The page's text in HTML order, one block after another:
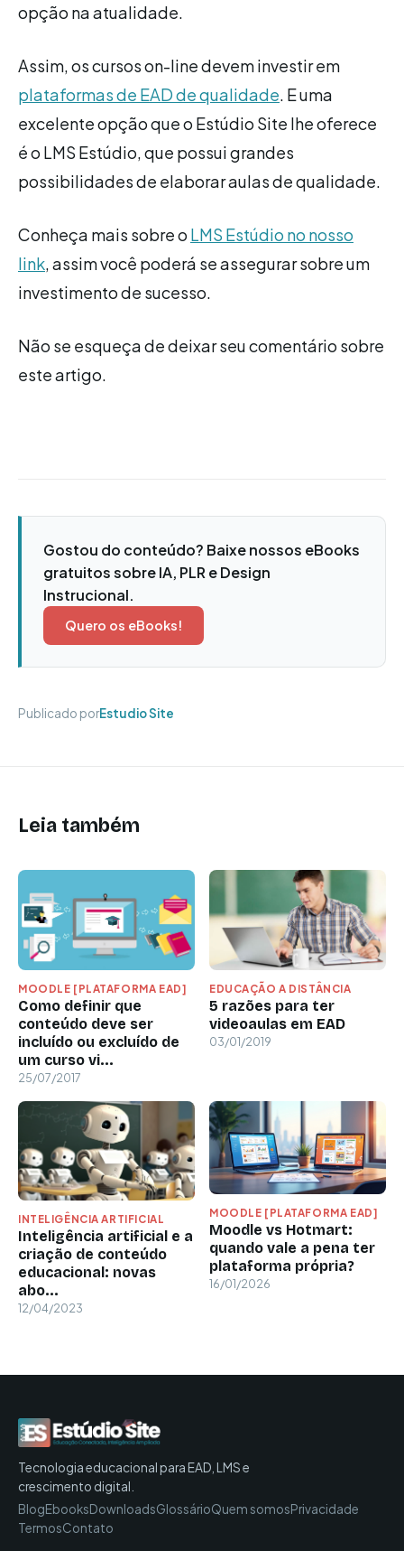
opção na atualidade.
Assim, os cursos on-line devem investir em
plataformas de EAD de qualidade. E uma
excelente opção que o Estúdio Site lhe oferece
é o LMS Estúdio, que possui grandes
possibilidades de elaborar aulas de qualidade.
Conheça mais sobre o LMS Estúdio no nosso
link, assim você poderá se assegurar sobre um
investimento de sucesso.
Não se esqueça de deixar seu comentário sobre
este artigo.
Gostou do conteúdo? Baixe nossos eBooks
gratuitos sobre IA, PLR e Design
Instrucional.
Quero os eBooks!
Publicado porEstudio Site
Leia também
MOODLE [PLATAFORMA EAD]
Como definir que
conteúdo deve ser
incluído ou excluído de
um curso vi...
25/07/2017
EDUCAÇÃO A DISTÂNCIA
5 razões para ter
videoaulas em EAD
03/01/2019
INTELIGÊNCIA ARTIFICIAL
Inteligência artificial e a
criação de conteúdo
educacional: novas
abo...
12/04/2023
MOODLE [PLATAFORMA EAD]
Moodle vs Hotmart:
quando vale a pena ter
plataforma própria?
16/01/2026
Tecnologia educacional para EAD, LMS e
crescimento digital.
BlogEbooksDownloadsGlossárioQuem somosPrivacidade
TermosContato